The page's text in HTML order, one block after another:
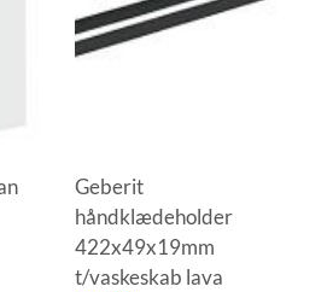
Geberit
håndklædeholder
422x49x19mm
t/vaskeskab lava